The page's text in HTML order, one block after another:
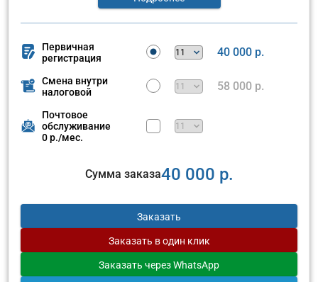
Первичная
регистрация
40 000 р.
Смена внутри
налоговой
58 000 р.
Почтовое
обслуживание
0 р./мес.
Сумма заказа40 000 р.
Заказать
Заказать в один клик
Заказать через WhatsApp